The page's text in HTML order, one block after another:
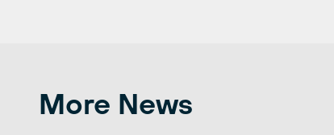
More News